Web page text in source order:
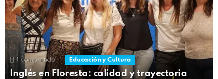
1 compartido Educación y Cultura
Inglés en Floresta: calidad y trayectoria